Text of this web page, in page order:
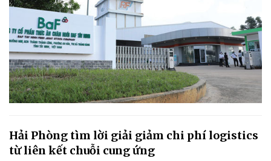
Hải Phòng tìm lời giải giảm chi phí logistics
từ liên kết chuỗi cung ứng